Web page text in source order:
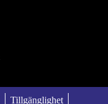
Tillgänglighet